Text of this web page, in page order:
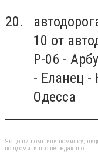
20.
10 от
Р-06 -
- Еланец -
Одесса
Якщо ви помітили помилку,
повідомити про це редакцію